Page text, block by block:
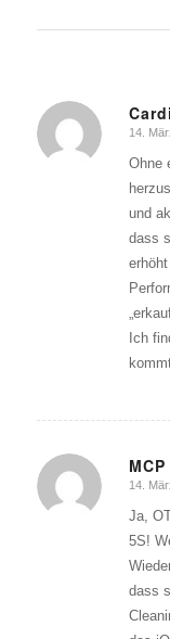
Cardi
14.
Ohne
und
dass
Ich
MCP
14.
Ja,
5S!
dass